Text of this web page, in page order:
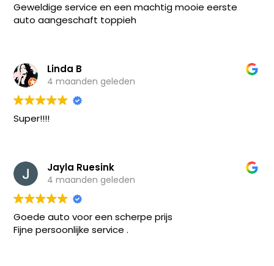
Geweldige service en een machtig mooie eerste
auto aangeschaft toppieh
Linda B
4 maanden geleden
Super!!!!
Jayla Ruesink
4 maanden geleden
Goede auto voor een scherpe prijs
Fijne persoonlijke service .